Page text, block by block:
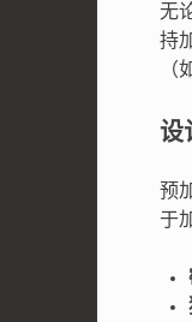
无
持
（
设
预
于